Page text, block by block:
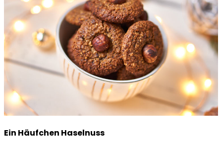
Ein Häufchen Haselnuss